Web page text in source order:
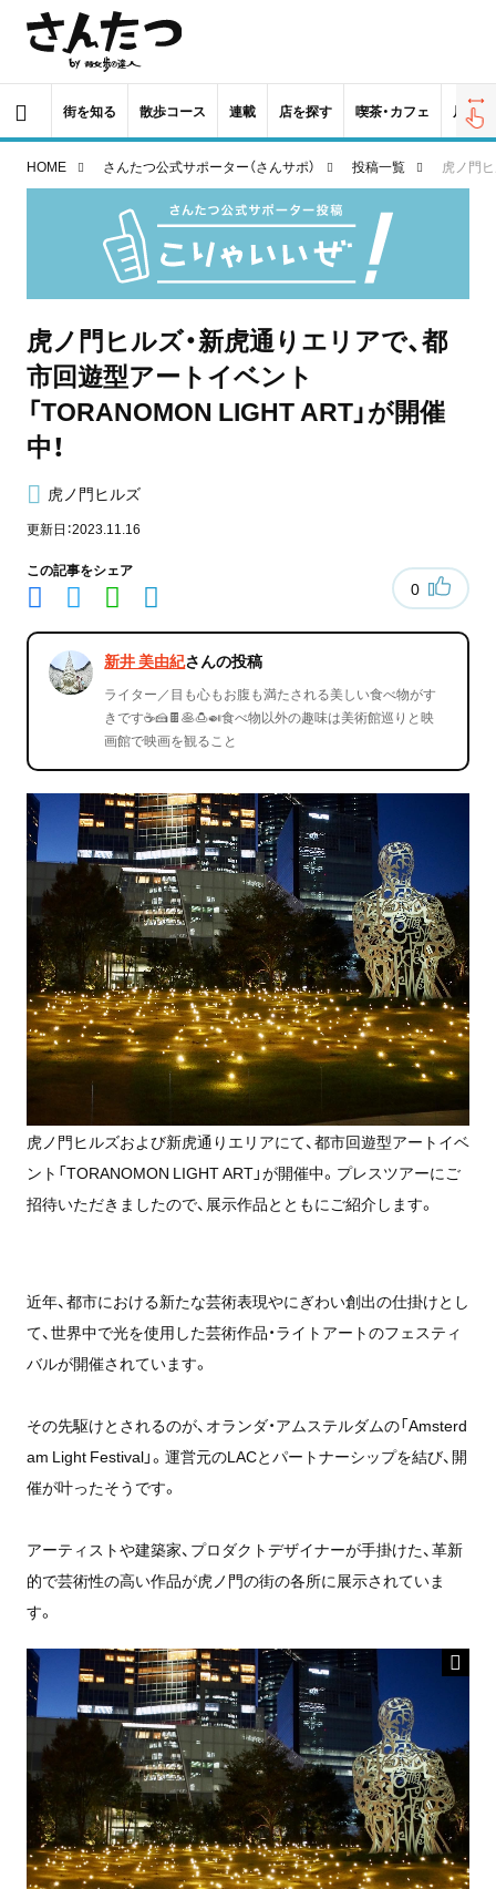
街を知る 散歩コース 連載 店を探す 喫茶・カフェ 居酒屋
HOME さんたつ公式サポーター（さんサポ） 投稿一覧 虎ノ門
虎ノ門ヒルズ・新虎通りエリアで、都
市回遊型アートイベント
「TORANOMON LIGHT ART」が開催
中！
虎ノ門ヒルズ
更新日：2023.11.16
この記事をシェア
0
新井 美由紀さんの投稿
ライター／目も心もお腹も満たされる美しい食べ物がす
きです☕️🍰🍫🥞🍮🍛食べ物以外の趣味は美術館巡りと映
画館で映画を観ること
虎ノ門ヒルズおよび新虎通りエリアにて、都市回遊型アートイベ
ント「TORANOMON LIGHT ART」が開催中。プレスツアーにご
招待いただきましたので、展示作品とともにご紹介します。
近年、都市における新たな芸術表現やにぎわい創出の仕掛けとし
て、世界中で光を使用した芸術作品・ライトアートのフェスティ
バルが開催されています。
その先駆けとされるのが、オランダ・アムステルダムの「Amsterd
am Light Festival」。運営元のLACとパートナーシップを結び、開
催が叶ったそうです。
アーティストや建築家、プロダクトデザイナーが手掛けた、革新
的で芸術性の高い作品が虎ノ門の街の各所に展示されていま
す。